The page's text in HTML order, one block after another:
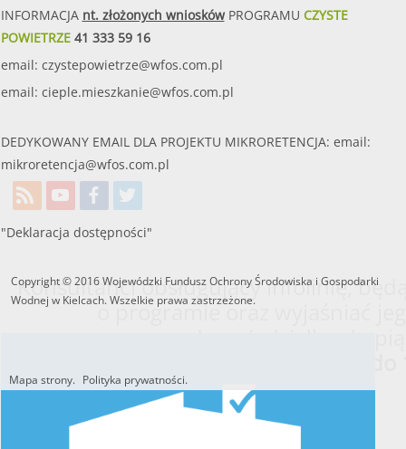
Konsultanci obsługujący infolinię,
o programie oraz wyjaśniać
INFORMACJA nt. złożonych wnioskówPROGRAMU CZYSTE
POWIETRZE41 333 59 16
email: czystepowietrze@wfos.com.pl
email: cieple.mieszkanie@wfos.com.pl
DEDYKOWANY EMAIL DLA PROJEKTU MIKRORETENCJA: email:
mikroretencja@wfos.com.pl
"Deklaracja dostępności"
Copyright © 2016 Wojewódzki Fundusz Ochrony Środowiska i Gospodarki
Wodnej w Kielcach. Wszelkie prawa zastrzeżone.
Mapa strony. Polityka prywatności.
Utworzono przez W.S.ds.IT